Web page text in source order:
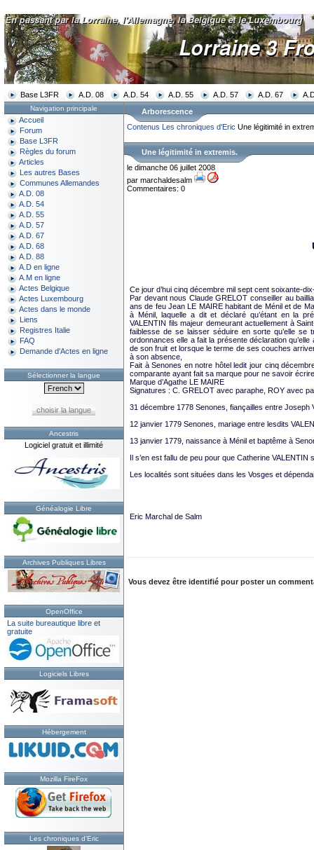
Base L3FR A.D. 08 A.D. 54 A.D. 55 A.D. 57 A.D. 67
Navigation principale
Accueil
Forum
Base L3FR
Règles du forum
Articles
Les autres Bases
Communes Allemandes
A.D. 08
A.D. 54
A.D. 55
A.D. 57
A.D. 67
A.D. 68
A.D. 88
A.D en ligne
A.M en ligne
Actes Belgique
Actes Luxembourg
Actes dans le monde
Liens
Registres Italie
FAQ
Demande d'Actes en ligne
Sélectionner la langue
choisir la langue
Ancestris
Logiciel gratuit et illimité
Généalogie Libre
Archives Publiques Libres
OpenOffice
La suite bureautique libre et
gratuite
Logiciels Libres
Hébergement
Mozilla FireFox
Les chroniques d'Eric
Arborescence
Contenus Les chroniques d'Eric Une légitimité in
Une légitimité in extremis.
le dimanche 06 juillet 2008
par marchaldesalm
Commentaires: 0
Ce jour d’hui cinq décembre mil sept cent soixante-
Par devant nous Claude GRELOT conseiller au
ans de feu Jean LE MAIRE habitant de Ménil et de
à Ménil, laquelle a dit et déclaré qu’étant en la
VALENTIN fils majeur demeurant actuellement à
faiblesse de se laisser séduire en sorte qu’elle
ordonnances elle a fait la présente déclaration
de son fruit et lorsque le terme de ses couches
à son absence,
Fait à Senones en notre hôtel ledit jour cinq
comparante ayant fait sa marque pour ne savoir
Marque d’Agathe LE MAIRE
Signatures : C. GRELOT avec paraphe, ROY avec
31 décembre 1778 Senones, fiançailles entre
12 janvier 1779 Senones, mariage entre lesdits
13 janvier 1779, naissance à Ménil et baptême à
Il s’en est fallu de peu pour que Catherine VALENTIN
Les localités sont situées dans les Vosges et
Eric Marchal de Salm
Vous devez être identifié pour poster un